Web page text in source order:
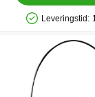
Leveringstid: